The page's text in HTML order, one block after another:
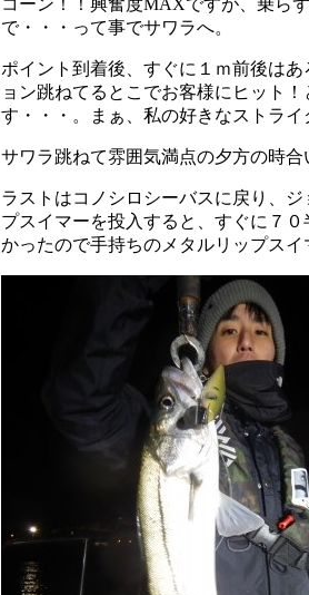
コーン！！興奮度MAXですが、乗ら
で・・・って事でサワラへ。
ポイント到着後、すぐに１ｍ前後は
ョン跳ねてるとこでお客様にヒット
す・・・。まぁ、私の好きなストラ
サワラ跳ねて雰囲気満点の夕方の時
ラストはコノシロシーバスに戻り、
プスイマーを投入すると、すぐに７
かったので手持ちのメタルリップス